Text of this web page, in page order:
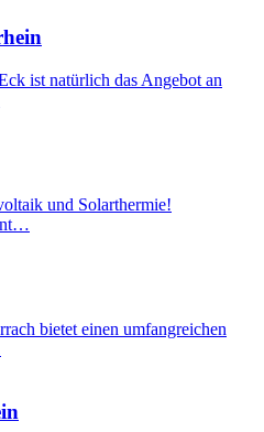
ist natürlich das Angebot an
und Solarthermie!
bietet einen umfangreichen